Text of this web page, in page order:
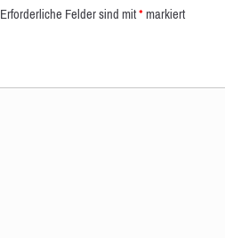
Erforderliche Felder sind mit*markiert